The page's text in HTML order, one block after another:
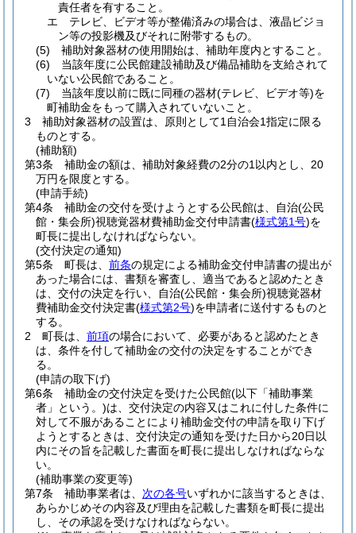
責任者を有すること。
エ
テレビ、ビデオ等が整備済みの場合は、液晶ビジョ
ン等の投影機及びそれに附帯するもの。
(5)
補助対象器材の使用開始は、補助年度内とすること。
(6)
当該年度に公民館建設補助及び備品補助を支給されて
いない公民館であること。
(7)
当該年度以前に既に同種の器材(テレビ、ビデオ等)を
町補助金をもって購入されていないこと。
3
補助対象器材の設置は、原則として1自治会1指定に限る
ものとする。
(補助額)
第3条
補助金の額は、補助対象経費の2分の1以内とし、20
万円を限度とする。
(申請手続)
第4条
補助金の交付を受けようとする公民館は、自治(公民
館・集会所)視聴覚器材費補助金交付申請書(様式第1号)を
町長に提出しなければならない。
(交付決定の通知)
第5条
町長は、 前条の規定による補助金交付申請書の提出が
あった場合には、書類を審査し、適当であると認めたとき
は、交付の決定を行い、自治(公民館・集会所)視聴覚器材
費補助金交付決定書(様式第2号)を申請者に送付するものと
する。
2
町長は、 前項の場合において、必要があると認めたとき
は、条件を付して補助金の交付の決定をすることができ
る。
(申請の取下げ)
第6条
補助金の交付決定を受けた公民館(以下「補助事業
者」という。)は、交付決定の内容又はこれに付した条件に
対して不服があることにより補助金交付の申請を取り下げ
ようとするときは、交付決定の通知を受けた日から20日以
内にその旨を記載した書面を町長に提出しなければならな
い。
(補助事業の変更等)
第7条
補助事業者は、 次の各号いずれかに該当するときは、
あらかじめその内容及び理由を記載した書類を町長に提出
し、その承認を受けなければならない。